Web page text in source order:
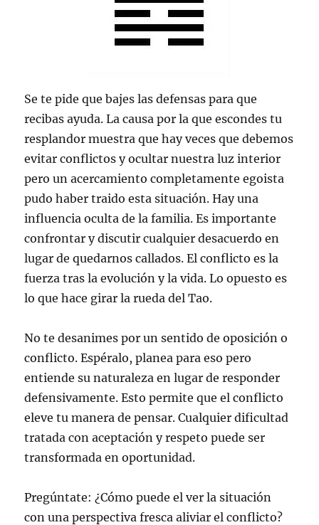
Se te pide que bajes las defensas para que
recibas ayuda. La causa por la que escondes tu
resplandor muestra que hay veces que debemos
evitar conflictos y ocultar nuestra luz interior
pero un acercamiento completamente egoista
pudo haber traido esta situación. Hay una
influencia oculta de la familia. Es importante
confrontar y discutir cualquier desacuerdo en
lugar de quedarnos callados. El conflicto es la
fuerza tras la evolución y la vida. Lo opuesto es
lo que hace girar la rueda del Tao.
No te desanimes por un sentido de oposición o
conflicto. Espéralo, planea para eso pero
entiende su naturaleza en lugar de responder
defensivamente. Esto permite que el conflicto
eleve tu manera de pensar. Cualquier dificultad
tratada con aceptación y respeto puede ser
transformada en oportunidad.
Pregúntate: ¿Cómo puede el ver la situación
con una perspectiva fresca aliviar el conflicto?